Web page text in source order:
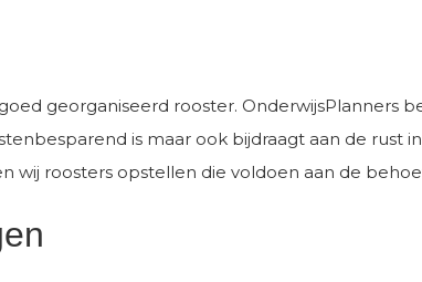
georganiseerd rooster. OnderwijsPlanners
is maar ook bijdraagt aan de rust
wij roosters opstellen die voldoen aan de